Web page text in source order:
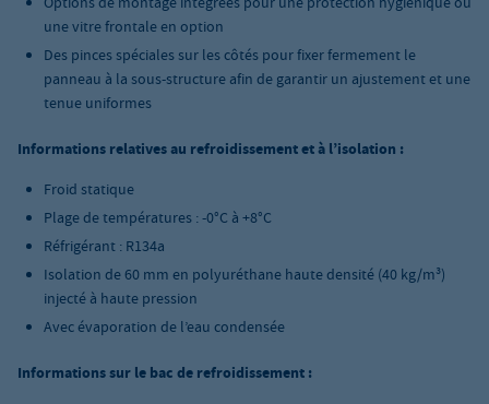
une vitre frontale en option
Des pinces spéciales sur les côtés pour fixer fermement le
panneau à la sous-structure afin de garantir un ajustement et une
tenue uniformes
Informations relatives au refroidissement et à l’isolation :
Froid statique
Plage de températures : -0°C à +8°C
Réfrigérant : R134a
Isolation de 60 mm en polyuréthane haute densité (40 kg/m³)
injecté à haute pression
Avec évaporation de l’eau condensée
Informations sur le bac de refroidissement :